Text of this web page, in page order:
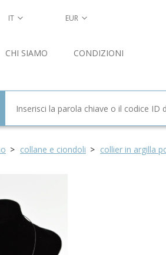
collane e ciondoli collier in argilla
IT EUR
CHI SIAMO CONDIZIONI